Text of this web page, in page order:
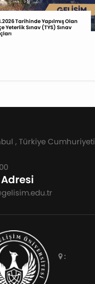
Tarihinde Yapılmış Olan
Yeterlik Sınav (TYS) Sınav
, Türkiye Cumhuriyeti
: